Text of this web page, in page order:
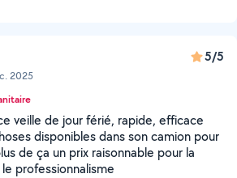
2025
5/5
veille de jour férié, rapide, efficace
disponibles dans son camion pour
de ça un prix raisonnable pour la
professionnalisme